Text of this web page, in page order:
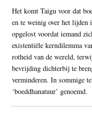
Het komt Taigu voor dat
en te weinig over het lijden
opgelost voordat iemand
existentiële kerndilemma
rotheid van de wereld,
bevrijding dichterbij te
verminderen. In sommige
‘boeddhanatuur’ genoemd.